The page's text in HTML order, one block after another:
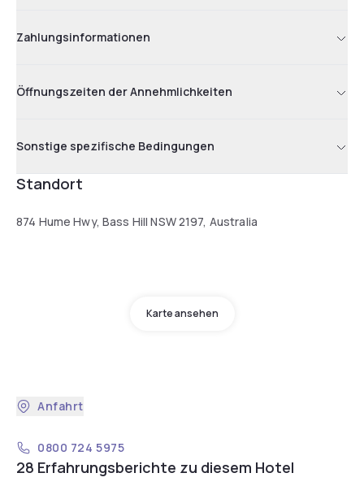
Zahlungsinformationen
Öffnungszeiten der Annehmlichkeiten
Sonstige spezifische Bedingungen
Standort
874 Hume Hwy, Bass Hill NSW 2197, Australia
Karte ansehen
Anfahrt
0800 724 5975
28 Erfahrungsberichte zu diesem Hotel